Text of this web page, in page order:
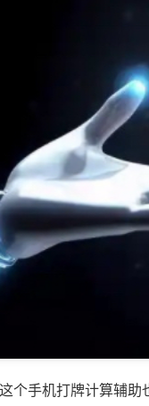
个手机打牌计算辅